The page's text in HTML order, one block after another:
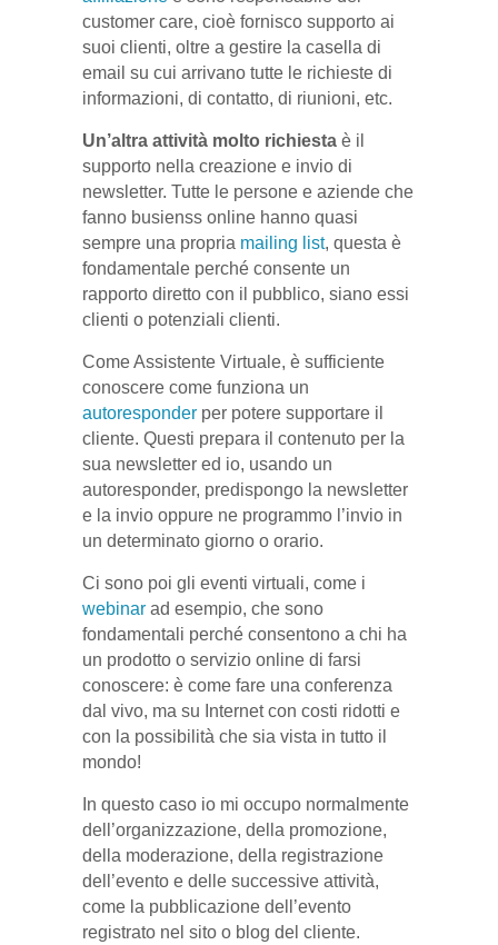
customer care, cioè fornisco supporto ai
suoi clienti, oltre a gestire la casella di
email su cui arrivano tutte le richieste di
informazioni, di contatto, di riunioni, etc.
Un’altra attività molto richiesta è il
supporto nella creazione e invio di
newsletter. Tutte le persone e aziende che
fanno busienss online hanno quasi
sempre una propria mailing list, questa è
fondamentale perché consente un
rapporto diretto con il pubblico, siano essi
clienti o potenziali clienti.
Come Assistente Virtuale, è sufficiente
conoscere come funziona un
autoresponder per potere supportare il
cliente. Questi prepara il contenuto per la
sua newsletter ed io, usando un
autoresponder, predispongo la newsletter
e la invio oppure ne programmo l’invio in
un determinato giorno o orario.
Ci sono poi gli eventi virtuali, come i
webinar ad esempio, che sono
fondamentali perché consentono a chi ha
un prodotto o servizio online di farsi
conoscere: è come fare una conferenza
dal vivo, ma su Internet con costi ridotti e
con la possibilità che sia vista in tutto il
mondo!
In questo caso io mi occupo normalmente
dell’organizzazione, della promozione,
della moderazione, della registrazione
dell’evento e delle successive attività,
come la pubblicazione dell’evento
registrato nel sito o blog del cliente.